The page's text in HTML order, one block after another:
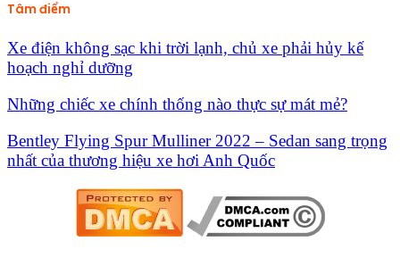
Tâm điểm
Xe điện không sạc khi trời lạnh, chủ xe phải hủy kế
hoạch nghỉ dưỡng
Những chiếc xe chính thống nào thực sự mát mẻ?
Bentley Flying Spur Mulliner 2022 – Sedan sang trọng
nhất của thương hiệu xe hơi Anh Quốc